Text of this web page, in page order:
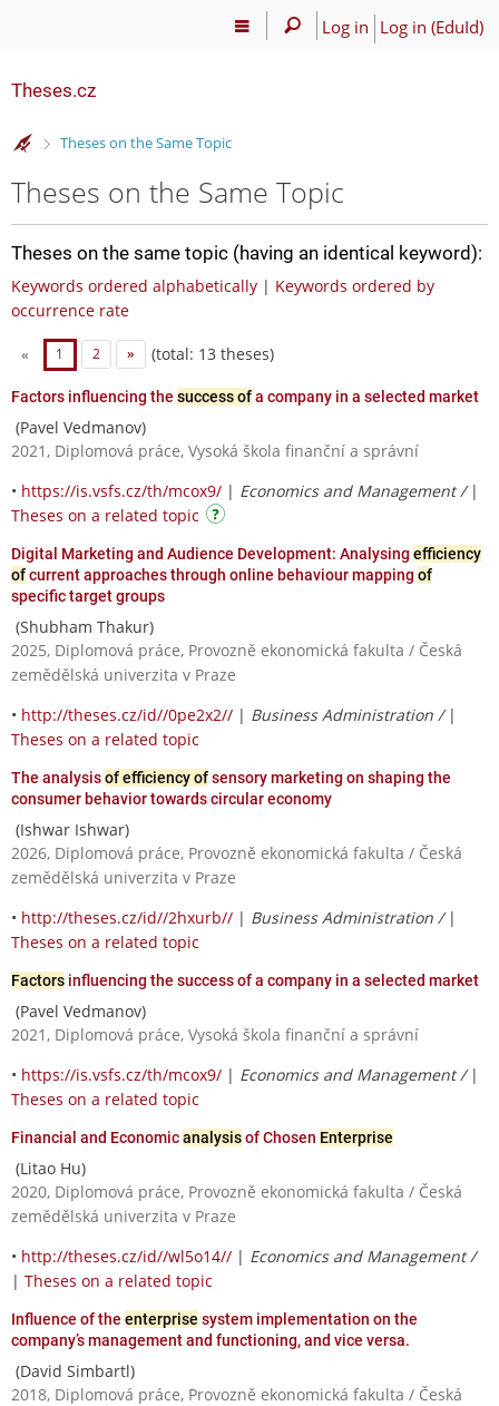
Log in Log in (EduId)
Theses.cz
>
Theses on the Same Topic
Theses on the Same Topic
Theses on the same topic (having an identical keyword):
Keywords ordered alphabetically | Keywords ordered by
occurrence rate
« 1 2 » (total: 13 theses)
Factors influencing the success ofa company in a selected market
(Pavel Vedmanov)
2021, Diplomová práce, Vysoká škola finanční a správní
• https://is.vsfs.cz/th/mcox9/ | Economics and Management / |
Theses on a related topic
Digital Marketing and Audience Development: Analysing efficiency
ofcurrent approaches through online behaviour mapping of
specific target groups
(Shubham Thakur)
2025, Diplomová práce, Provozně ekonomická fakulta / Česká
zemědělská univerzita v Praze
• http://theses.cz/id//0pe2x2// | Business Administration / |
Theses on a related topic
The analysisof efficiency ofsensory marketing on shaping the
consumer behavior towards circular economy
(Ishwar Ishwar)
2026, Diplomová práce, Provozně ekonomická fakulta / Česká
zemědělská univerzita v Praze
• http://theses.cz/id//2hxurb// | Business Administration / |
Theses on a related topic
Factors influencing the success of a company in a selected market
(Pavel Vedmanov)
2021, Diplomová práce, Vysoká škola finanční a správní
• https://is.vsfs.cz/th/mcox9/ | Economics and Management / |
Theses on a related topic
Financial and Economicanalysisof Chosen Enterprise
(Litao Hu)
2020, Diplomová práce, Provozně ekonomická fakulta / Česká
zemědělská univerzita v Praze
• http://theses.cz/id//wl5o14// | Economics and Management /
| Theses on a related topic
Influence of the enterprise system implementation on the
company’s management and functioning, and vice versa.
(David Simbartl)
2018, Diplomová práce, Provozně ekonomická fakulta / Česká